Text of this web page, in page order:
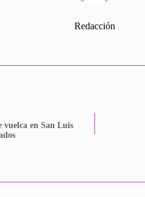
Redacción
vuelca en San Luis